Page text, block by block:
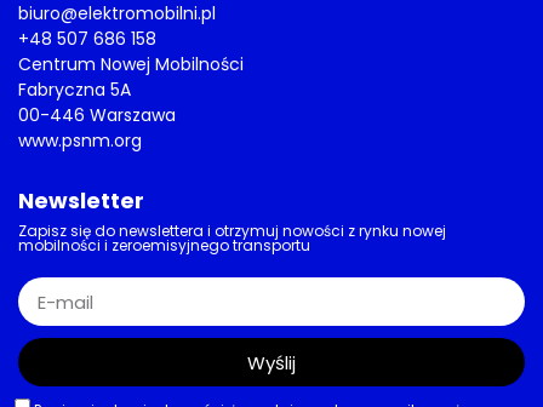
biuro@elektromobilni.pl
+48 507 686 158
Centrum Nowej Mobilności
Fabryczna 5A
00-446 Warszawa
www.psnm.org
Newsletter
Zapisz się do newslettera i otrzymuj nowości z rynku nowej
mobilności i zeroemisyjnego transportu
Wyślij